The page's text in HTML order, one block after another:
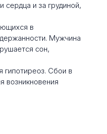
и за грудиной,
в
Мужчина
сон,
гипотиреоз. Сбои в
возникновения